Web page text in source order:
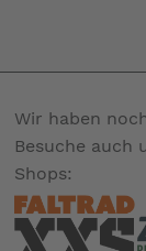
Wir haben
Besuche auch
Shops: